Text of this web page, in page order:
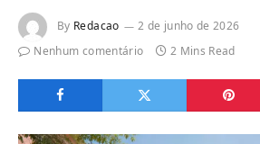
By Redacao
2 de junho de 2026
Nenhum comentário
2 Mins Read